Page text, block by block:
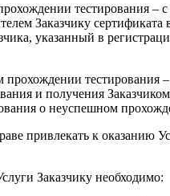
тестирования – с
Заказчику
указанный в
тестирования
и получения
о неуспешном
привлекать к оказанию
Заказчику необходимо: